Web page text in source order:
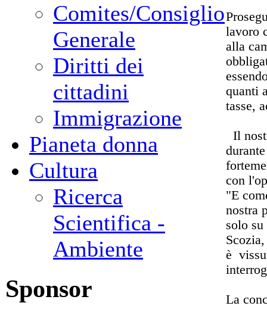
Comites/Consiglio
Generale
Diritti dei
cittadini
Immigrazione
Pianeta donna
Cultura
Ricerca
Scientifica -
Ambiente
Sponsor
lavoro
alla
quanti
tasse,
Il
con
"E
nostra
solo
è
La